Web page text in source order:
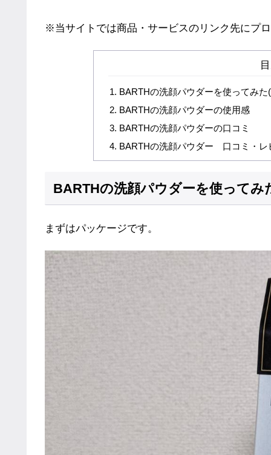
※当サイトでは商品・サービスのリンク先にプ
BARTHの洗顔パウダーを使ってみた
BARTHの洗顔パウダーの使用感
BARTHの洗顔パウダーの口コミ
BARTHの洗顔パウダー 口コミ・レ
BARTHの洗顔パウダーを使ってみ
まずはパッケージです。